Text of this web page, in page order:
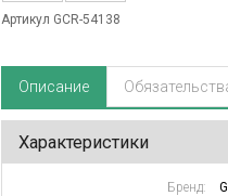
Артикул GCR-54138
Описание
Характеристики
Бренд: